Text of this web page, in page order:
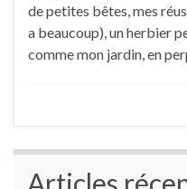
de petites bêtes, mes
a beaucoup), un herbier
comme mon jardin, en
Articles